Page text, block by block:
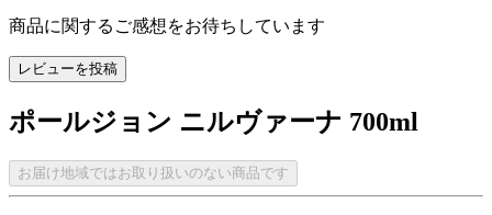
商品に関するご感想をお待ちしています
レビューを投稿
ポールジョン ニルヴァーナ 700ml
お届け地域ではお取り扱いのない商品です